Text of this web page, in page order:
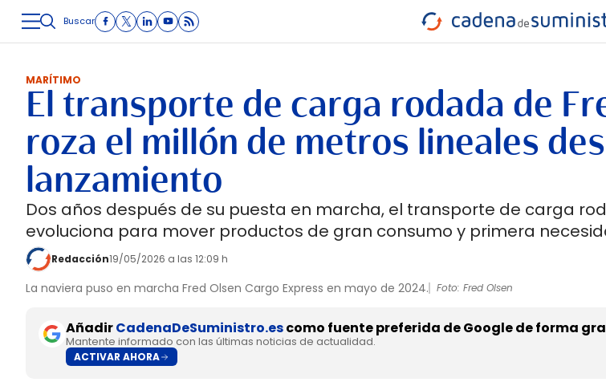
LOGÍSTICA INMOLOGÍSTICA INTRALOGÍSTICA CARRETERA
CARRETERA
MARÍTIMO
Buscar
MARÍTIMO
El transporte de carga rodada de
roza el millón de metros lineales
lanzamiento
Dos años después de su puesta en marcha, el transporte de carga
evoluciona para mover productos de gran consumo y primera
Redacción19/05/2026 a las 12:09 h
La naviera puso en marcha Fred Olsen Cargo Express en mayo de 2024. Foto: Fred Olsen
AñadirCadenaDeSuministro.escomo fuente preferida de Google de forma
Mantente informado con las últimas noticias de actualidad.
ACTIVAR AHORA